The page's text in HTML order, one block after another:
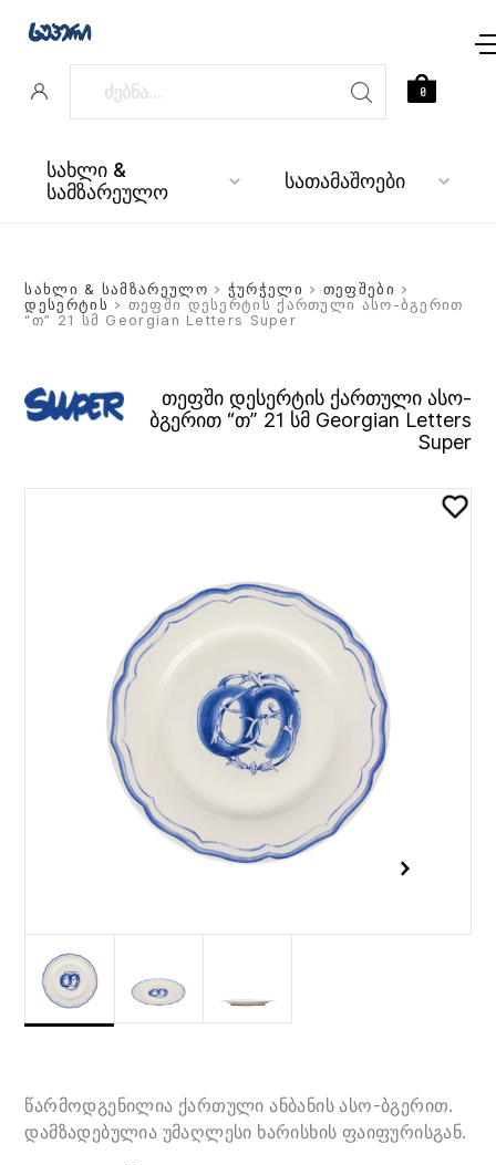
სახლი &
სამზარეულო სათამაშოები
0
სახლი & სამზარეულო > ჭურჭელი > თეფშები >
დესერტის > თეფში დესერტის ქართული ასო-ბგერით
“თ” 21 სმ Georgian Letters Super
თეფში დესერტის ქართული ასო-
ბგერით “თ” 21 სმ Georgian Letters
Super
წარმოდგენილია ქართული ანბანის ასო-ბგერით.
დამზადებულია უმაღლესი ხარისხის ფაიფურისგან.